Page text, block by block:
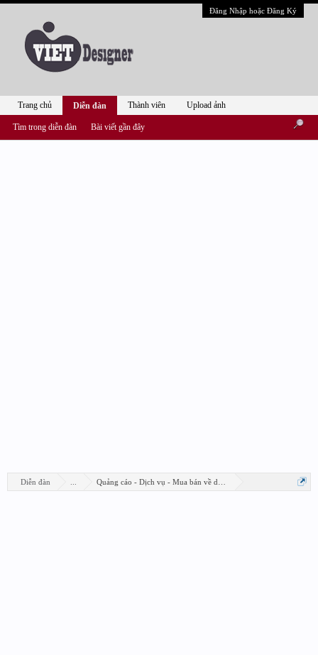
Đăng Nhập hoặc Đăng Ký
Diễn đàn Quảng cáo - Dịch vụ - Mua bán về design
Trang chủ Diễn đàn
Tìm trong diễn đàn Bài viết gần đây
Thành viên Upload ảnh